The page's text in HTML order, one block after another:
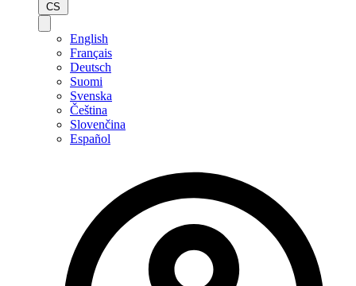
CS
English
Français
Deutsch
Suomi
Svenska
Čeština
Slovenčina
Español